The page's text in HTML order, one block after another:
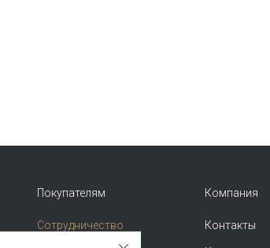
Покупателям
Сотрудничество
Компания
Контакты